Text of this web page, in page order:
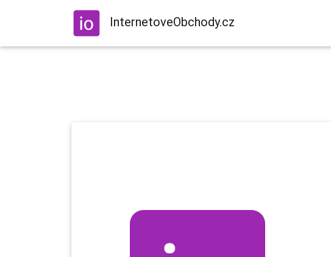
InternetoveObchody.cz